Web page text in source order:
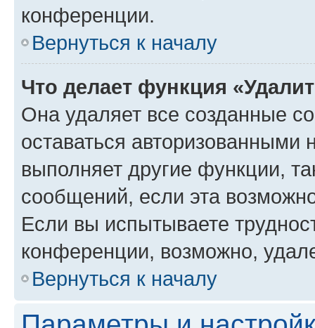
конференции.
Вернуться к началу
Что делает функция
Она удаляет все созданные
оставаться авторизованными
выполняет другие функции,
сообщений, если эта
Если вы испытываете
конференции, возможно,
Вернуться к началу